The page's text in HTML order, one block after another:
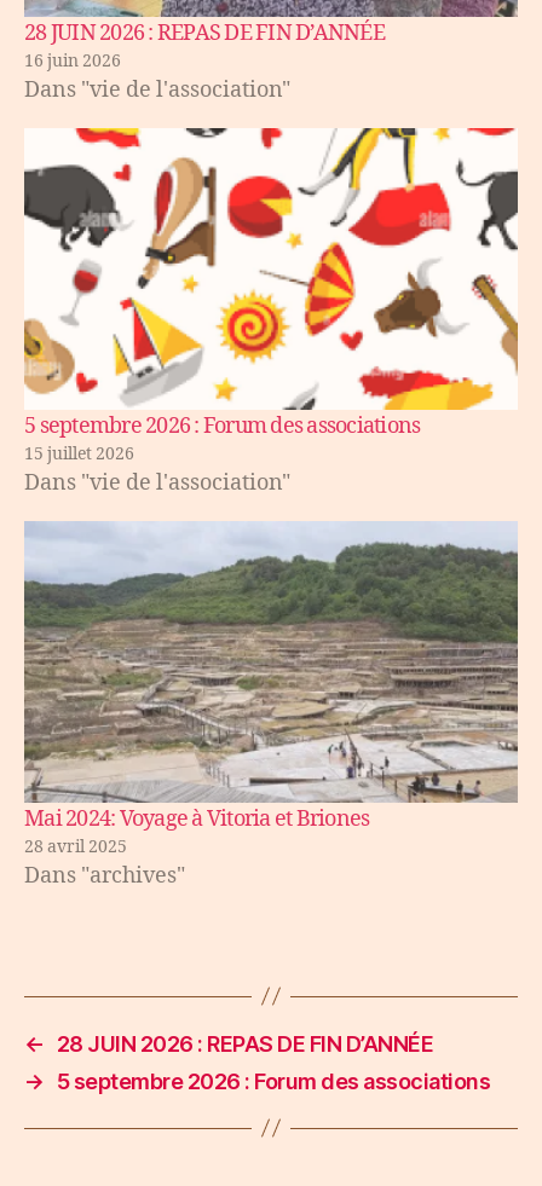
28 JUIN 2026 : REPAS DE FIN D’ANNÉE
16 juin 2026
Dans "vie de l'association"
5 septembre 2026 : Forum des associations
15 juillet 2026
Dans "vie de l'association"
Mai 2024: Voyage à Vitoria et Briones
28 avril 2025
Dans "archives"
←
28 JUIN 2026 : REPAS DE FIN D’ANNÉE
→
5 septembre 2026 : Forum des associations